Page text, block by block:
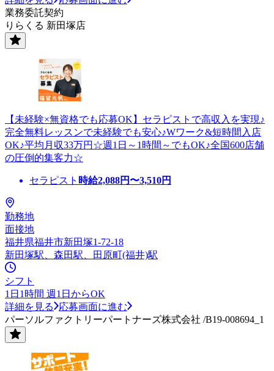
業務委託契約
りらくる 新田塚店
【未経験×無資格でも応募OK】セラピストで高収入を実現♪
完全無料レッスンで未経験でも安心♪Wワーク&短時間入店
OK♪平均月収33万円☆週1日～1時間～でもOK♪全国600店舗
の圧倒的集客力☆
セラピスト 時給2,088円〜3,510円
勤務地
面接地
福井県福井市新田塚1-72-18
新田塚駅、森田駅、田原町(福井)駅
シフト
1日1時間 週1日からOK
詳細を見る
応募画面に進む
パーソルファクトリーパートナーズ株式会社 /B19-008694_1